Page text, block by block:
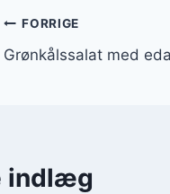
FORRIGE
Grønkålssalat med
indlæg